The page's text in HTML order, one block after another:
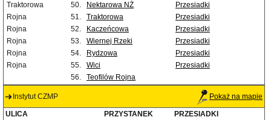
Traktorowa
50. Nektarowa NŻ
Przesiadki
Rojna
51. Traktorowa
Przesiadki
Rojna
52. Kaczeńcowa
Przesiadki
Rojna
53. Wiernej Rzeki
Przesiadki
Rojna
54. Rydzowa
Przesiadki
Rojna
55. Wici
Przesiadki
56.
Teofilów Rojna
Instytut CZMP Pokaż na mapie
ULICA PRZYSTANEK
PRZESIADKI